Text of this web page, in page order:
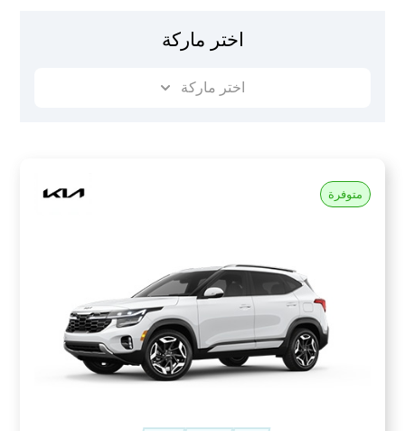
اختر ماركة
اختر ماركة
متوفرة